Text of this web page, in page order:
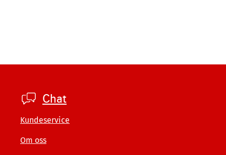
Footer
private
Chat
Kundeservice
Om oss